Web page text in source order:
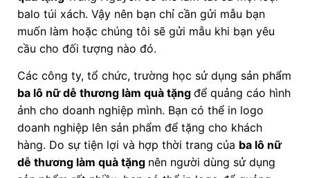
balo túi xách. Vậy nên bạn chỉ cần gửi mẫu bạn
muốn làm hoặc chúng tôi sẽ gửi mẫu khi bạn yêu
cầu cho đối tượng nào đó.
Các công ty, tổ chức, trường học sử dụng sản phẩm
ba lô nữ dễ thương làm quà tặng để quảng cáo hình
ảnh cho doanh nghiệp mình. Bạn có thể in logo
doanh nghiệp lên sản phẩm để tặng cho khách
hàng. Do sự tiện lợi và hợp thời trang của ba lô nữ
dễ thương làm quà tặng nên người dùng sử dụng